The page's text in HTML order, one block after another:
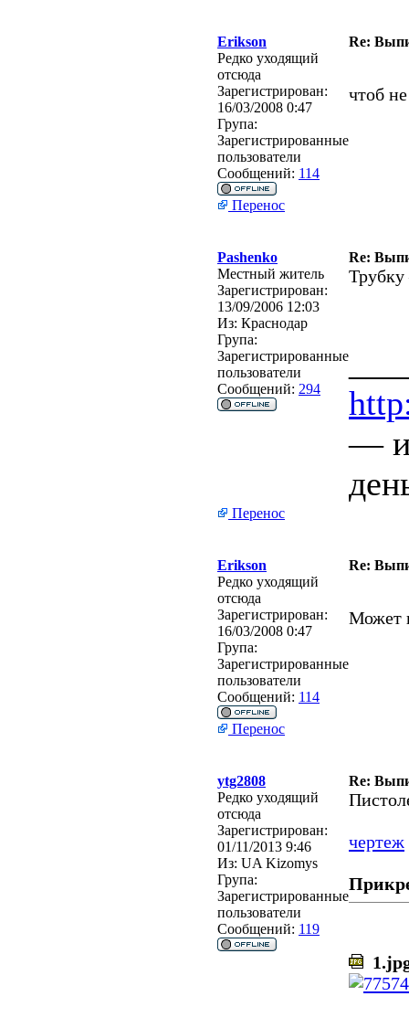
Erikson
Re:
Редко уходящий
отсюда
Зарегистрирован:
16/03/2008 0:47
Група:
Зарегистрированные
пользователи
Сообщений: 114
чтоб
Перенос
Pashenko
Re:
Местный житель
Зарегистрирован:
13/09/2006 12:03
Из: Краснодар
Група:
Зарегистрированные
пользователи
Сообщений: 294
—
Перенос
Erikson
Re:
Редко уходящий
отсюда
Зарегистрирован:
16/03/2008 0:47
Група:
Зарегистрированные
пользователи
Сообщений: 114
Может
Перенос
ytg2808
Re:
Редко уходящий
отсюда
Зарегистрирован:
01/11/2013 9:46
Из: UA Kizomys
Група:
Зарегистрированные
пользователи
Сообщений: 119
чертеж